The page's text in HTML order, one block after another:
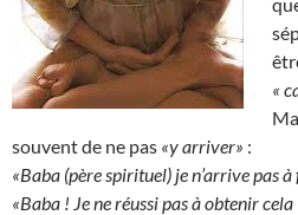
«
souvent de ne pas «y arriver» :
«Baba (père spirituel) je n’arrive pas
«Baba ! Je ne réussi pas à obtenir cela